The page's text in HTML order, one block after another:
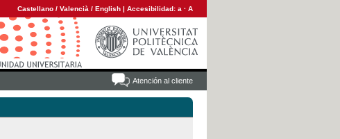
Castellano / Valencià / English | Accesibilidad: a · A
Atención al cliente